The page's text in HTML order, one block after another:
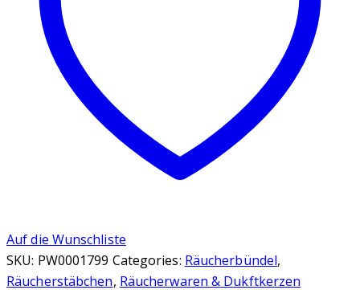
Kastilienrose
Menge
Auf die Wunschliste
SKU: PW0001799 Categories: Räucherbündel,
Räucherstäbchen, Räucherwaren & Dukftkerzen